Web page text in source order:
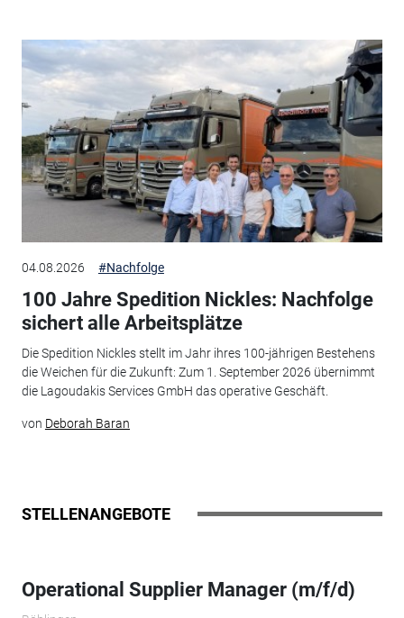
04.08.2026 #Nachfolge
100 Jahre Spedition Nickles: Nachfolge
sichert alle Arbeitsplätze
Die Spedition Nickles stellt im Jahr ihres 100-jährigen Bestehens
die Weichen für die Zukunft: Zum 1. September 2026 übernimmt
die Lagoudakis Services GmbH das operative Geschäft.
von Deborah Baran
STELLENANGEBOTE
Operational Supplier Manager (m/f/d)